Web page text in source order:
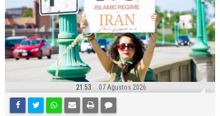
21:53 07 Ağustos 2026